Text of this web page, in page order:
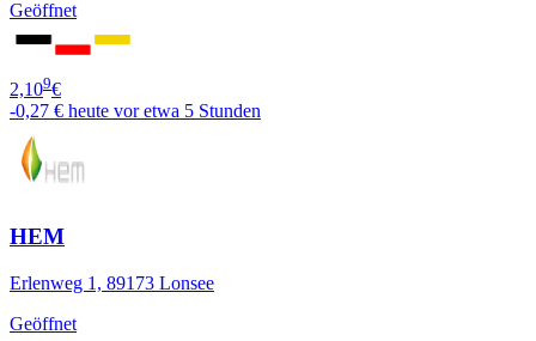
Geöffnet
2,109€
-0,27 € heute vor etwa 5 Stunden
HEM
Erlenweg 1, 89173 Lonsee
Geöffnet